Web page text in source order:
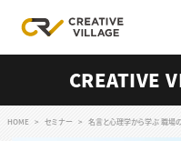
ログイン
CREATIVE
HOME セミナー 名言と心理学から学ぶ 職場の